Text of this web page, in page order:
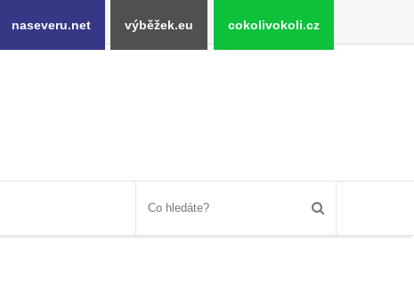
naseveru.net výběžek.eu cokolivokoli.cz